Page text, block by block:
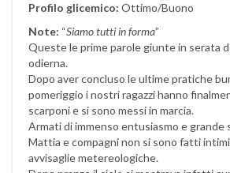
Profilo glicemico: Ottimo/Buono
Note: “Siamo tutti in forma”
Queste le prime parole giunte in serata
odierna.
Dopo aver concluso le ultime pratiche
pomeriggio i nostri ragazzi hanno
scarponi e si sono messi in marcia.
Armati di immenso entusiasmo e grande
Mattia e compagni non si sono fatti
avvisaglie metereologiche.